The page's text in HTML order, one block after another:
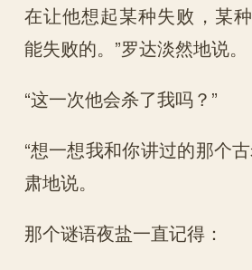
在让他想起某种失败，某
能失败的。”罗达淡然地说。
“这一次他会杀了我吗？”
“想一想我和你讲过的那个
肃地说。
那个谜语夜盐一直记得：